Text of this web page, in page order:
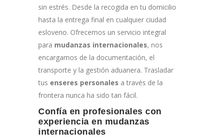
sin estrés. Desde la recogida en tu domicilio
hasta la entrega final en cualquier ciudad
esloveno. Ofrecemos un servicio integral
para mudanzas internacionales, nos
encargamos de la documentación, el
transporte y la gestión aduanera. Trasladar
tus enseres personales a través de la
frontera nunca ha sido tan fácil.
Confía en profesionales con
experiencia en mudanzas
internacionales